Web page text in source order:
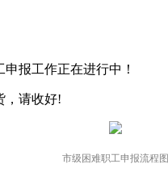
报工作正在进行中！
，请收好!
市级困难职工申报流程图